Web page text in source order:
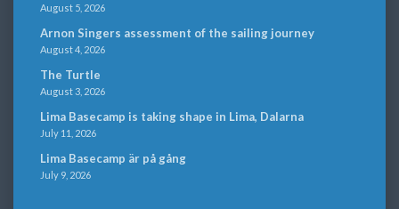
August 5, 2026
Arnon Singers assessment of the sailing journey
August 4, 2026
The Turtle
August 3, 2026
Lima Basecamp is taking shape in Lima, Dalarna
July 11, 2026
Lima Basecamp är på gång
July 9, 2026